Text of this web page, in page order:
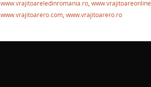
www.vrajitoareledinromania.ro
www.vrajitoarero.com www.vrajitoarero.ro